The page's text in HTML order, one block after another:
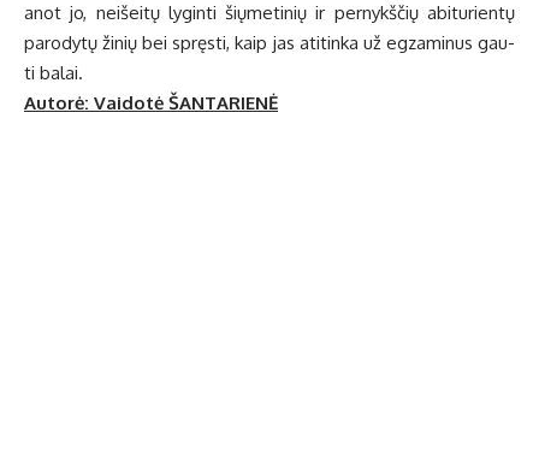
anot jo, ne­iš­ei­tų ly­gin­ti šių­me­ti­nių ir per­nykš­čių abi­tu­rien­tų
pa­ro­dy­tų ži­nių bei spręs­ti, kaip jas ati­tin­ka už eg­za­mi­nus gau­
ti ba­lai.
Autorė: Vai­do­tė ŠANTARIENĖ